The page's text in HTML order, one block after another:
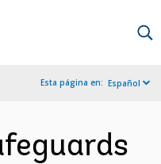
Esta página en: Español